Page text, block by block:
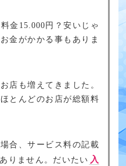
金15.000円？安いじゃ
金がかかる事もありま
店も増えてきました。
とんどのお店が総額料
合、サービス料の記載
りません。だいたい 入